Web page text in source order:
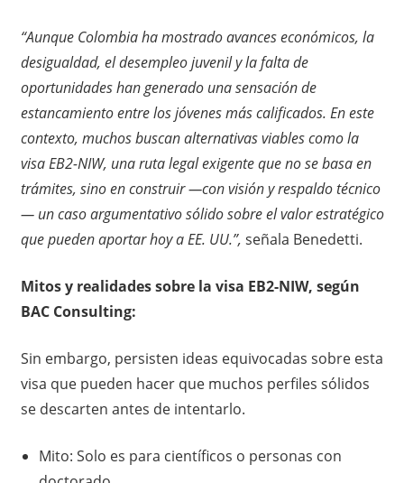
“Aunque Colombia ha mostrado avances económicos, la
desigualdad, el desempleo juvenil y la falta de
oportunidades han generado una sensación de
estancamiento entre los jóvenes más calificados. En este
contexto, muchos buscan alternativas viables como la
visa EB2-NIW, una ruta legal exigente que no se basa en
trámites, sino en construir —con visión y respaldo técnico
— un caso argumentativo sólido sobre el valor estratégico
que pueden aportar hoy a EE. UU.”, señala Benedetti.
Mitos y realidades sobre la visa EB2-NIW, según
BAC Consulting:
Sin embargo, persisten ideas equivocadas sobre esta
visa que pueden hacer que muchos perfiles sólidos
se descarten antes de intentarlo.
Mito: Solo es para científicos o personas con